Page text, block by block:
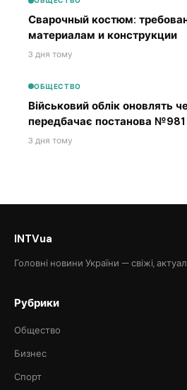
Сварочный костюм:
материалам и конструкции
3 дня тому
ОБЩЕСТВО
Військовий облік оновлять
передбачає постанова №981
3 дня тому
INTVua
Головні новини України — свіжі,
Рубрики
Общество
Бизнес
Спорт